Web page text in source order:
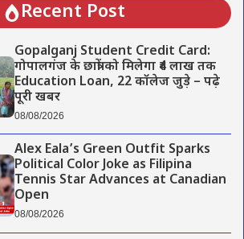
Recent Post
Gopalganj Student Credit Card:
गोपालगंज के छात्रों को मिलेगा ₹4 लाख तक
Education Loan, 22 कॉलेज जुड़े – पढ़े
पूरी खबर
08/08/2026
Alex Eala’s Green Outfit Sparks
Political Color Joke as Filipina
Tennis Star Advances at Canadian
Open
08/08/2026